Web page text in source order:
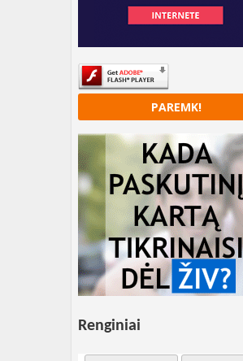
PAREMK!
Renginiai